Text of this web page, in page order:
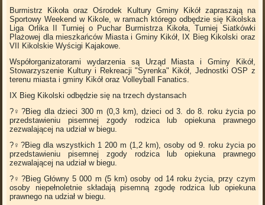
Burmistrz Kikoła oraz Ośrodek Kultury Gminy Kikół zapraszają na
Sportowy Weekend w Kikole, w ramach którego odbędzie się Kikolska
Liga Orlika II Turniej o Puchar Burmistrza Kikoła, Turniej Siatkówki
Plażowej dla mieszkańców Miasta i Gminy Kikół, IX Bieg Kikolski oraz
VII Kikolskie Wyścigi Kajakowe.
Współorganizatorami wydarzenia są Urząd Miasta i Gminy Kikół,
Stowarzyszenie Kultury i Rekreacji "Syrenka" Kikół, Jednostki OSP z
terenu miasta i gminy Kikół oraz Volleyball Fanatics.
IX Bieg Kikolski odbędzie się na trzech dystansach
?‍♀️?Bieg dla dzieci 300 m (0,3 km), dzieci od 3. do 8. roku życia po
przedstawieniu pisemnej zgody rodzica lub opiekuna prawnego
zezwalającej na udział w biegu.
?‍♀️?Bieg dla wszystkich 1 200 m (1,2 km), osoby od 9. roku życia po
przedstawieniu pisemnej zgody rodzica lub opiekuna prawnego
zezwalającej na udział w biegu.
?‍♀️?Bieg Główny 5 000 m (5 km) osoby od 14 roku życia, przy czym
osoby niepełnoletnie składają pisemną zgodę rodzica lub opiekuna
prawnego na udział w biegu.